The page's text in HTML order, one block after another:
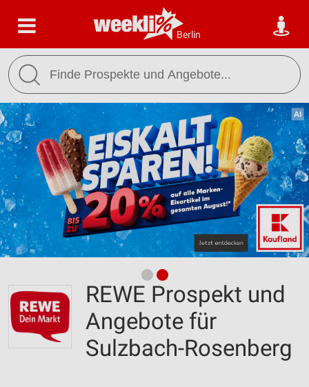
Berlin
REWE Prospekt und
Angebote für
Sulzbach-Rosenberg